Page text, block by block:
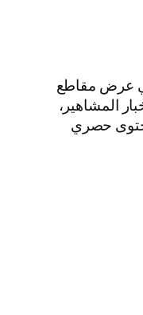
عرض مقاطع
المشاهير،
حصري